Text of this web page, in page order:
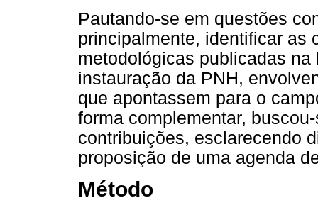
Pautando-se em questões
principalmente, identificar as
metodológicas publicadas
instauração da PNH,
que apontassem para o
forma complementar,
contribuições, esclarecendo
proposição de uma agenda
Método